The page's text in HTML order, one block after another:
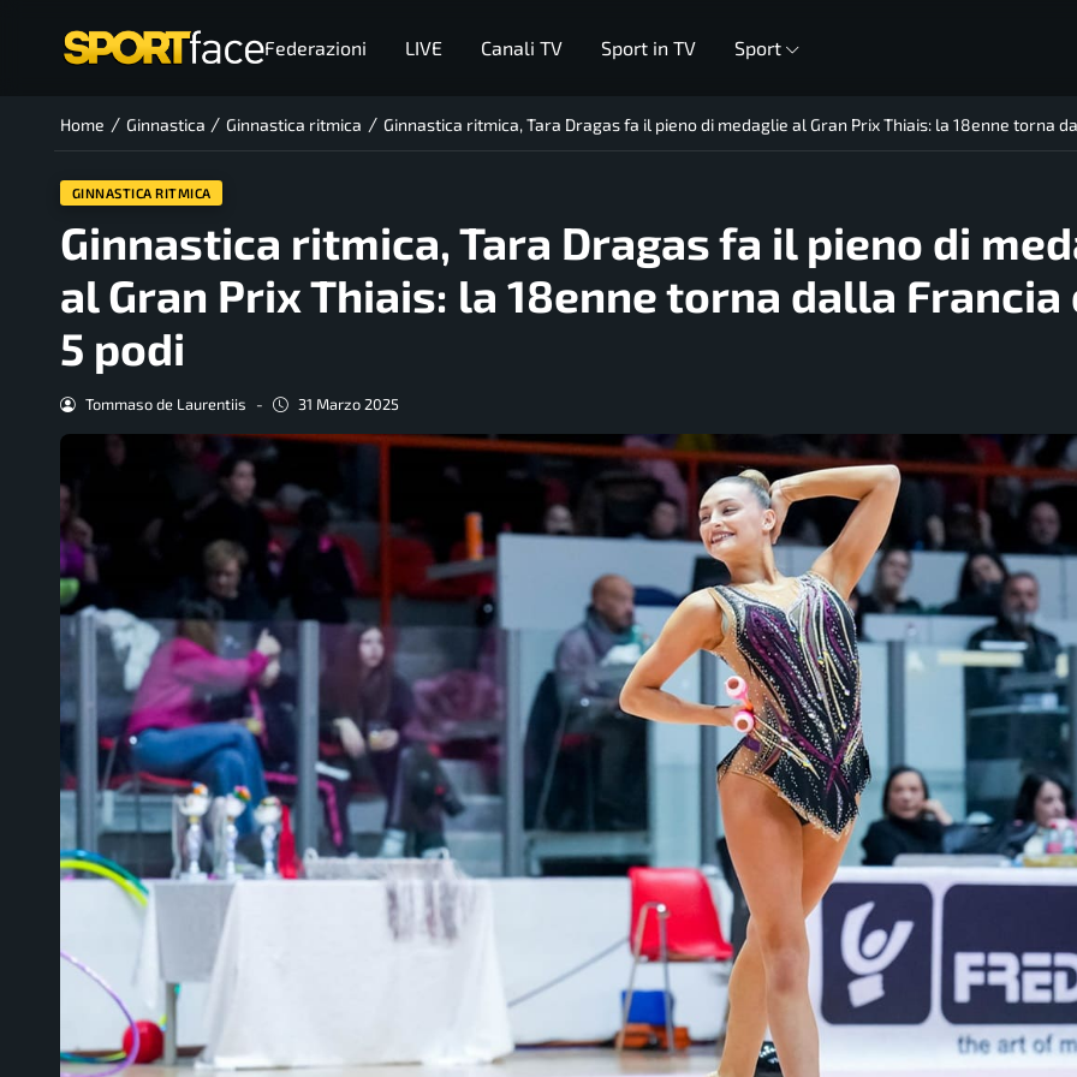
Federazioni LIVE Canali TV Sport in TV Sport
Home / Ginnastica / Ginnastica ritmica / Ginnastica ritmica, Tara Dragas fa il pieno di medaglie al Gran Prix Thiais: la 18enne torna
GINNASTICA RITMICA
Ginnastica ritmica, Tara Dragas fa il pieno di
al Gran Prix Thiais: la 18enne torna dalla Francia
5 podi
Tommaso de Laurentiis - 31 Marzo 2025